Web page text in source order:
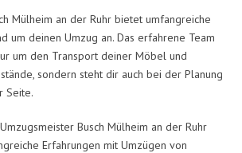
Mülheim an der Ruhr bietet umfangreiche
um deinen Umzug an. Das erfahrene Team
um den Transport deiner Möbel und
sondern steht dir auch bei der Planung
Seite.
Busch Mülheim an der Ruhr
Erfahrungen mit Umzügen von